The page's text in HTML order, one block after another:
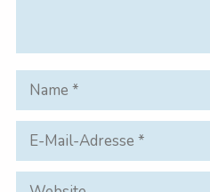
Name
Mail-
Adresse
Website